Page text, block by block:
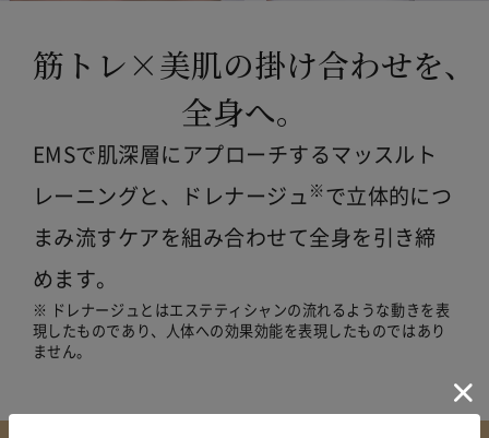
筋トレ×美肌の掛け合わせを、
全身へ。
EMSで肌深層にアプローチするマッスルト
レーニングと、
ドレナージュ ※ で立体的につ
まみ流すケアを組み合わせて全身を引き締
めます。
※ ドレナージュとはエステティシャンの流れるような動きを表
現したものであり、
人体への効果効能を表現したものではあり
ません。